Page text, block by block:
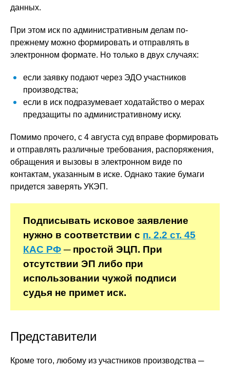
данных.
При этом иск по административным делам по-
прежнему можно формировать и отправлять в
электронном формате. Но только в двух случаях:
если заявку подают через ЭДО участников
производства;
если в иск подразумевает ходатайство о мерах
предзащиты по административному иску.
Помимо прочего, с 4 августа суд вправе формировать
и отправлять различные требования, распоряжения,
обращения и вызовы в электронном виде по
контактам, указанным в иске. Однако такие бумаги
придется заверять УКЭП.
Подписывать исковое заявление
нужно в соответствии с п. 2.2 ст. 45
КАС РФ─ простой ЭЦП. При
отсутствии ЭП либо при
использовании чужой подписи
судья не примет иск.
Представители
Кроме того, любому из участников производства ─